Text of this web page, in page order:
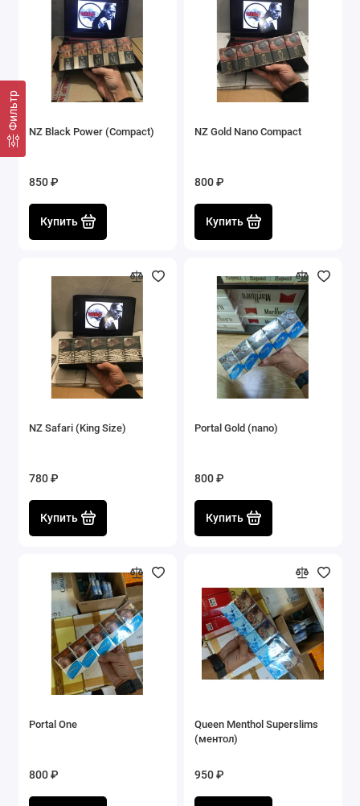
Фильтр
NZ Black Power (Compact)
850 ₽
Купить
NZ Gold Nano Compact
800 ₽
Купить
NZ Safari (King Size)
780 ₽
Купить
Portal Gold (nano)
800 ₽
Купить
Portal One
800 ₽
Queen Menthol Superslims
(ментол)
950 ₽